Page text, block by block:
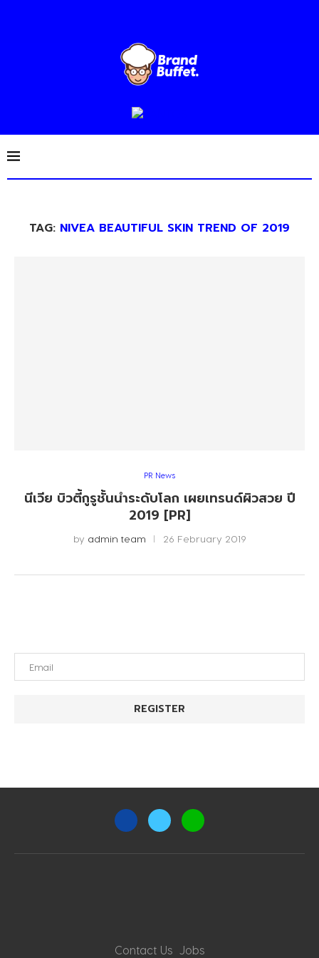
TAG: NIVEA BEAUTIFUL SKIN TREND OF 2019
PR News
นีเวีย บิวตี้กูรูชั้นนำระดับโลก เผยเทรนด์ผิวสวย ปี
2019 [PR]
by admin team 26 February 2019
Contact Us Jobs